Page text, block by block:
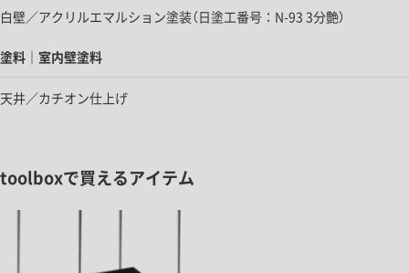
白壁／アクリルエマルション塗装（日塗工番号：N-93 3分艶）
塗料｜室内壁塗料
天井／カチオン仕上げ
toolboxで買えるアイテム